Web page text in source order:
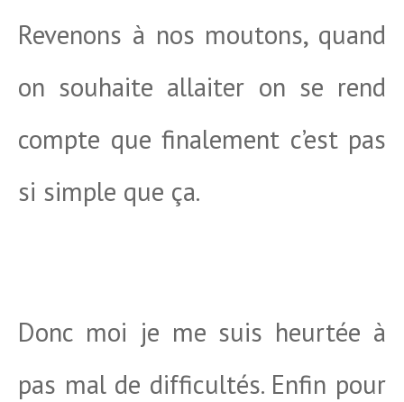
Revenons à nos moutons, quand
on souhaite allaiter on se rend
compte que finalement c’est pas
si simple que ça.
Donc moi je me suis heurtée à
pas mal de difficultés. Enfin pour